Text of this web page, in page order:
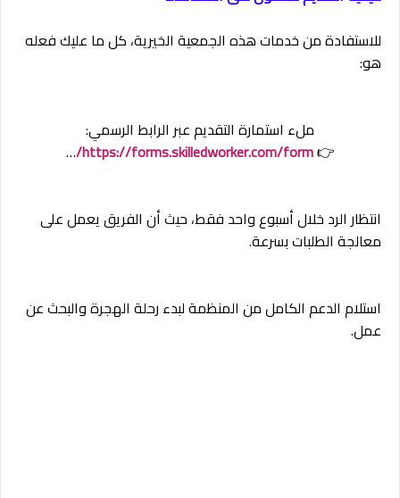
للاستفادة من خدمات هذه الجمعية الخيرية، كل ما عليك فعله
هو:
ملء استمارة التقديم عبر الرابط الرسمي:
👉
https://forms.skilledworker.com/form/
…
انتظار الرد خلال أسبوع واحد فقط، حيث أن الفريق يعمل على
معالجة الطلبات بسرعة.
استلام الدعم الكامل من المنظمة لبدء رحلة الهجرة والبحث عن
عمل.